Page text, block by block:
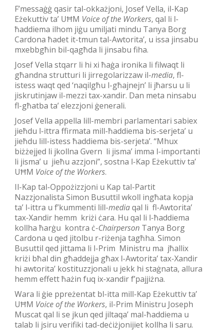
F’messaġġ qasir tal-okkażjoni, Josef Vella, il-Kap
Eżekuttiv ta’ UĦM Voice of the Workers, qal li l-
ħaddiema ilhom jiġu umiljati mindu Tanya Borg
Cardona ħadet it-tmun tal-Awtorita’, u issa jinsabu
mxebbgħin bil-qagħda li jinsabu fiha.
Josef Vella stqarr li hi xi ħaġa ironika li filwaqt li
għandna strutturi li jirregolarizzaw il-media, fl-
istess waqt qed ‘naqilgħu l-għajnejn’ li jħarsu u li
jiskrutinjaw il-mezzi tax-xandir. Dan meta ninsabu
fl-għatba ta’ elezzjoni ġenerali.
Josef Vella appella lill-membri parlamentari sabiex
jieħdu l-ittra ffirmata mill-ħaddiema bis-serjeta’ u
jieħdu lill-istess ħaddiema bis-serjeta’. “Mhux
biżżejjed li jkollna Gvern li jisma’ imma l-importanti
li jisma’ u jieħu azzjoni”, sostna l-Kap Eżekuttiv ta’
UĦM Voice of the Workers.
Il-Kap tal-Oppożizzjoni u Kap tal-Partit
Nazzjonalista Simon Busuttil wkoll ingħata kopja
ta’ l-ittra u f’kummenti lill-mediaqal li fl-Awtorita’
tax-Xandir hemm kriżi ċara. Hu qal li l-ħaddiema
kollha ħarġu kontra ċ-Chairperson Tanya Borg
Cardona u qed jitolbu r-riżenja tagħha. Simon
Busuttil qed jittama li l-Prim Ministru ma jħallix
kriżi bħal din għaddejja għax l-Awtorita’ tax-Xandir
hi awtorita’ kostituzzjonali u jekk hi staġnata, allura
hemm effett ħażin fuq ix-xandir f’pajjiżna.
Wara li ġie ppreżentat bl-itta mill-Kap Eżekuttiv ta’
UĦM Voice of the Workers, il-Prim Ministru Joseph
Muscat qal li se jkun qed jiltaqa’ mal-ħaddiema u
talab li jsiru verifiki tad-deċiżjonijiet kollha li saru.